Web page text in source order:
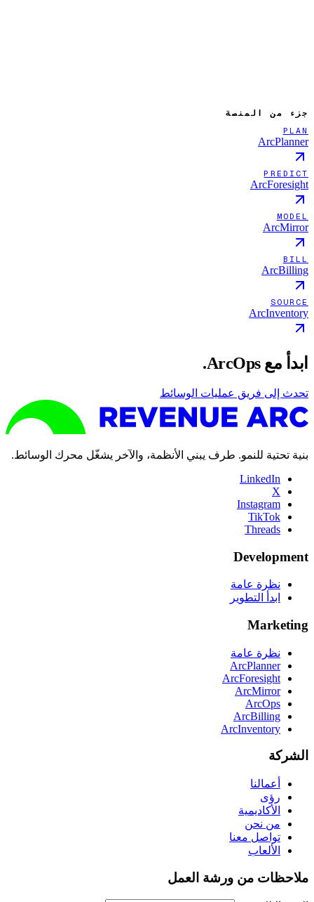
جزء من المنصة
PLAN
ArcPlanner
PREDICT
ArcForesight
MODEL
ArcMirror
BILL
ArcBilling
SOURCE
ArcInventory
ابدأ مع ArcOps.
تحدث إلى فريق عمليات الوسائط
بنية تحتية للنمو. طرف يبني الأنظمة، والآخر يشغّل محرك الوسائط.
LinkedIn
X
Instagram
TikTok
Threads
Development
نظرة عامة
ابدأ التطوير
Marketing
نظرة عامة
ArcPlanner
ArcForesight
ArcMirror
ArcOps
ArcBilling
ArcInventory
الشركة
أعمالنا
رؤى
الأكاديمية
من نحن
تواصل معنا
الألعاب
ملاحظات من ورشة العمل